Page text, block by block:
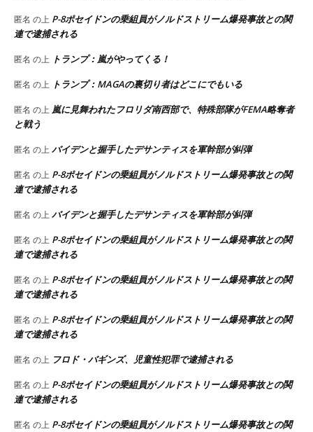
匿名 の上 P-8ポセイドンの乗組員がノルドストリーム爆発事故との関
連で逮捕される
匿名 の上 トランプ：嵐がやってくる！
匿名 の上 トランプ：MAGAの裏切り者はどこにでもいる
匿名 の上 嵐に見舞われたフロリダ南西部で、特殊部隊がFEMA略奪者
と戦う
匿名 の上バイデンと握手したデサンティスを軍幹部が糾弾
匿名 の上 P-8ポセイドンの乗組員がノルドストリーム爆発事故との関
連で逮捕される
匿名 の上バイデンと握手したデサンティスを軍幹部が糾弾
匿名 の上 P-8ポセイドンの乗組員がノルドストリーム爆発事故との関
連で逮捕される
匿名 の上 P-8ポセイドンの乗組員がノルドストリーム爆発事故との関
連で逮捕される
匿名 の上 P-8ポセイドンの乗組員がノルドストリーム爆発事故との関
連で逮捕される
匿名 の上 フロド・バギンズ、児童性犯罪で逮捕される
匿名 の上 P-8ポセイドンの乗組員がノルドストリーム爆発事故との関
連で逮捕される
匿名 の上 P-8ポセイドンの乗組員がノルドストリーム爆発事故との関